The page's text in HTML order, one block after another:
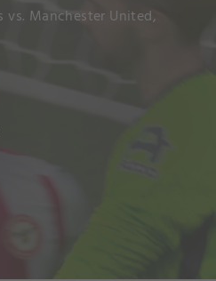
vs. Manchester United,